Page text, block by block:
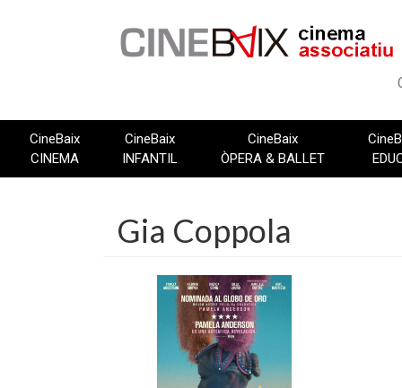
CineBaix
CINEMA
CineBaix
INFANTIL
CineBaix
ÒPERA & BALLET
Gia Coppola